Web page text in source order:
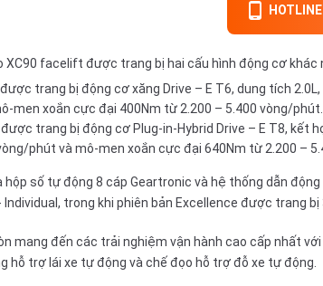
XC90 facelift được trang bị hai cấu hình động cơ khác
trang bị động cơ xăng Drive – E T6, dung tích
men xoắn cực đại 400Nm từ 2.200 – 5.400 vòng/phút.
trang bị động cơ Plug-in-Hybrid Drive – E T8,
phút và mô-men xoắn cực đại 640Nm từ 2.200 –
hộp số tự động 8 cáp Geartronic và hệ thống dẫn
trong khi phiên bản Excellence được trang
mang đến các trải nghiệm vận hành cao cấp nhất
hỗ trợ lái xe tự động và chế đọo hỗ trợ đỗ xe tự động.